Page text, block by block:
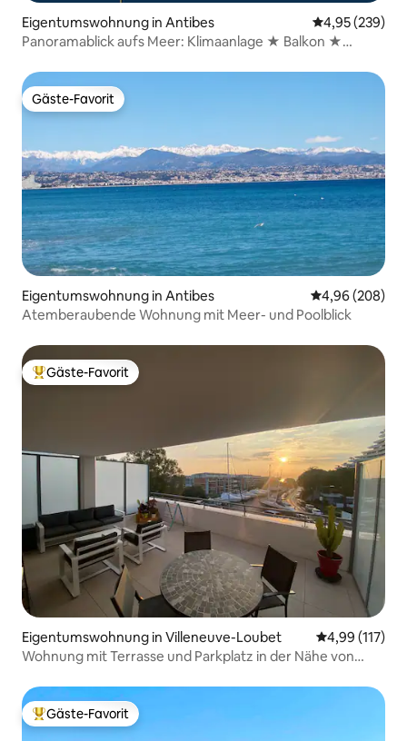
Eigentumswohnung in Antibes
4,95 (239)
Panoramablick aufs Meer: Klimaanlage ★ Balkon ★
Gäste-Favorit
Gäste-Favorit
Eigentumswohnung in Antibes
4,96 (208)
Atemberaubende Wohnung mit Meer- und Poolblick
Beliebter Gäste-Favorit.
Gäste-Favorit
Eigentumswohnung in Villeneuve-Loubet
4,99 (117)
Wohnung mit Terrasse und Parkplatz in der Nähe von
Beliebter Gäste-Favorit.
Gäste-Favorit